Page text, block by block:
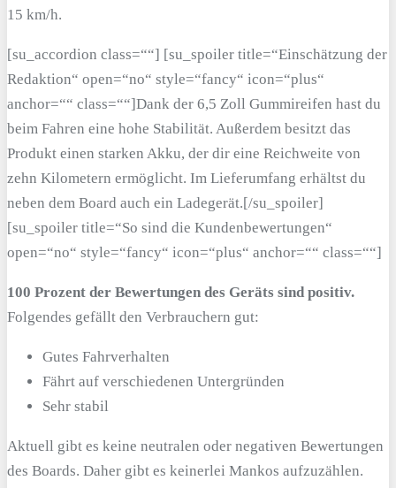
15 km/h.
[su_accordion class=““] [su_spoiler title=“Einschätzung der
Redaktion“ open=“no“ style=“fancy“ icon=“plus“
anchor=““ class=““]Dank der 6,5 Zoll Gummireifen hast du
beim Fahren eine hohe Stabilität. Außerdem besitzt das
Produkt einen starken Akku, der dir eine Reichweite von
zehn Kilometern ermöglicht. Im Lieferumfang erhältst du
neben dem Board auch ein Ladegerät.[/su_spoiler]
[su_spoiler title=“So sind die Kundenbewertungen“
open=“no“ style=“fancy“ icon=“plus“ anchor=““ class=““]
100 Prozent der Bewertungen des Geräts sind positiv.
Folgendes gefällt den Verbrauchern gut:
Gutes Fahrverhalten
Fährt auf verschiedenen Untergründen
Sehr stabil
Aktuell gibt es keine neutralen oder negativen Bewertungen
des Boards. Daher gibt es keinerlei Mankos aufzuzählen.